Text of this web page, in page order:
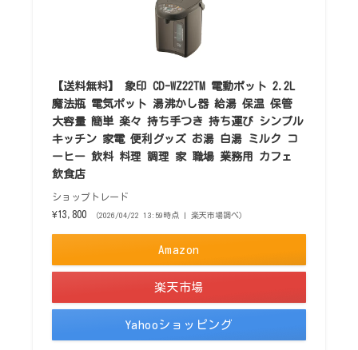
【送料無料】 象印 CD-WZ22TM 電動ポット 2.2L
魔法瓶 電気ポット 湯沸かし器 給湯 保温 保管
大容量 簡単 楽々 持ち手つき 持ち運び シンプル
キッチン 家電 便利グッズ お湯 白湯 ミルク コ
ーヒー 飲料 料理 調理 家 職場 業務用 カフェ
飲食店
ショップトレード
¥13,800
（2026/04/22 13:59時点 | 楽天市場調べ）
Amazon
楽天市場
Yahooショッピング